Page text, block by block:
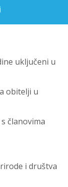
uključeni u
obitelji u
članovima
i društva